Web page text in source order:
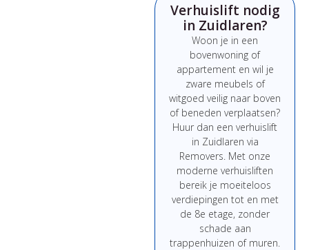
Verhuislift nodig
in Zuidlaren?
Woon je in een
bovenwoning of
appartement en wil je
zware meubels of
witgoed veilig naar boven
of beneden verplaatsen?
Huur dan een verhuislift
in Zuidlaren via
Removers. Met onze
moderne verhuisliften
bereik je moeiteloos
verdiepingen tot en met
de 8e etage, zonder
schade aan
trappenhuizen of muren.